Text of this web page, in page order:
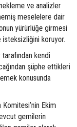
ve analizler
meselelere dair
yürürlüğe girmesi
isteksizliğini koruyor.
kendi
şüphe ettikleri
konusunda
Ekim
gemilerin